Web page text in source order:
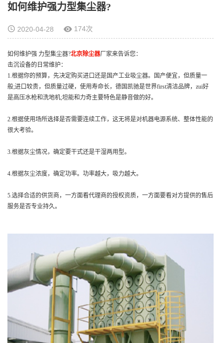
如何维护强力型集尘器?
2020-04-28 174次
如何维护强 力型集尘器?北京除尘器厂家来告诉您：
击沉设备的日常维护：
1.根据你的预算，先决定购买进口还是国产工业吸尘器。国产便宜，但质量一
般;进口较贵，但质量过硬，使用寿命长，德国凯驰是世界first清洁品牌，zui好
是高压水枪和洗地机;坦能和力奇主要特色是静音做的好。
2.根据使用场所选择是否需要连续工作，这无将是对机器电源系统、整体性能的
很大考验。
3.根据灰尘情况，确定要干式还是干湿两用型。
4.根据灰尘浓度，确定功率。功率越大，吸力越大。
5.选择合适的供货商，一方面看代理商的授权资质，一方面要看对方提供的售后
服务是否专业持久。